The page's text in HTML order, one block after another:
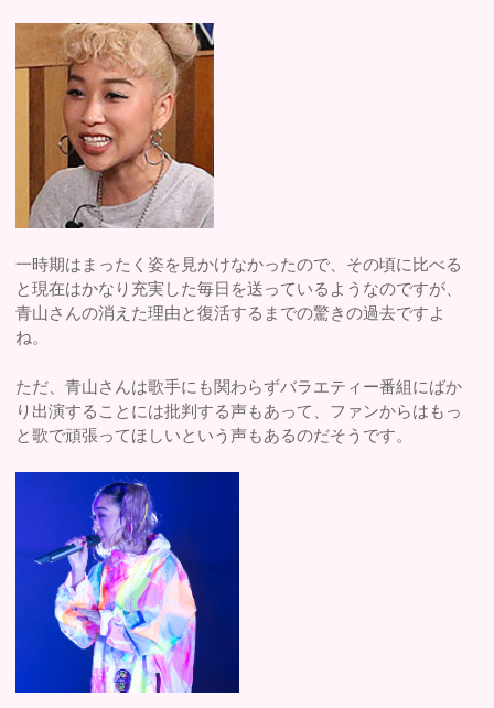
一時期はまったく姿を見かけなかったので、その頃に比べる
と現在はかなり充実した毎日を送っているようなのですが、
青山さんの消えた理由と復活するまでの驚きの過去ですよ
ね。
ただ、青山さんは歌手にも関わらずバラエティー番組にばか
り出演することには批判する声もあって、ファンからはもっ
と歌で頑張ってほしいという声もあるのだそうです。